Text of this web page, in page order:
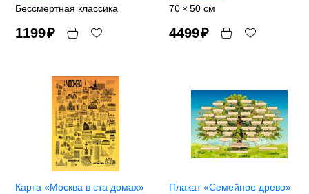
Бессмертная классика
1199₽
70 × 50 см
4499₽
Карта «Москва в ста домах»
Плакат «Семейное древо»